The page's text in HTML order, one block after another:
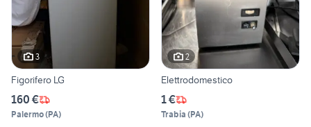
3
Figorifero LG
160 €
Palermo(PA)
2
Elettrodomestico
1 €
Trabia (PA)